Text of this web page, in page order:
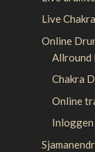
Live
Online
Allround
Chakra
Online